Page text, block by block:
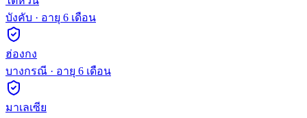
บังคับ · อายุ 6 เดือน
ฮ่องกง
บางกรณี · อายุ 6 เดือน
มาเลเซีย